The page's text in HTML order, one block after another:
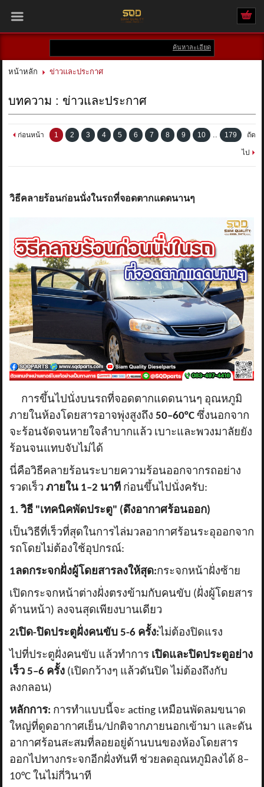
หน้าหลัก
ติดต่อเรา
ข่าวสาร
รีวิวลูกค้า
รีวิวลูกค้า2
RETURN AND REFUND POLICY
ค้นหาละเอียด
หน้าหลัก ข่าวและประกาศ
บทความ : ข่าวและประกาศ
ก่อนหน้า 1 2 3 4 5 6 7 8 9 10 .. 179 ถัด
ไป
วิธีคลายร้อนก่อนนั่งในรถที่จอดตากแดดนานๆ
การขึ้นไปนั่งบนรถที่จอดตากแดดนานๆ อุณหภูมิ
ภายในห้องโดยสารอาจพุ่งสูงถึง50–60°C ซึ่งนอกจาก
จะร้อนจัดจนหายใจลำบากแล้ว เบาะและพวงมาลัยยัง
ร้อนจนแทบจับไม่ได้
นี่คือวิธีคลายร้อนระบายความร้อนออกจากรถอย่าง
รวดเร็วภายใน 1–2 นาที ก่อนขึ้นไปนั่งครับ:
1. วิธี "เทคนิคพัดประตู" (ดึงอากาศร้อนออก)
เป็นวิธีที่เร็วที่สุดในการไล่มวลอากาศร้อนระอุออกจาก
รถโดยไม่ต้องใช้อุปกรณ์:
1ลดกระจกฝั่งผู้โดยสารลงให้สุด:กระจกหน้าฝั่งซ้าย
เปิดกระจกหน้าต่างฝั่งตรงข้ามกับคนขับ (ฝั่งผู้โดยสาร
ด้านหน้า) ลงจนสุดเพียงบานเดียว
2เปิด-ปิดประตูฝั่งคนขับ 5-6 ครั้ง: ไม่ต้องปิดแรง
ไปที่ประตูฝั่งคนขับ แล้วทำการ เปิดและปิดประตูอย่าง
เร็ว5–6 ครั้ง (เปิดกว้างๆ แล้วดันปิด ไม่ต้องถึงกับ
ลงกลอน)
หลักการ: การทำแบบนี้จะacting เหมือนพัดลมขนาด
ใหญ่ที่ดูดอากาศเย็น/ปกติจากภายนอกเข้ามา และดัน
อากาศร้อนสะสมที่ลอยอยู่ด้านบนของห้องโดยสาร
ออกไปทางกระจกอีกฝั่งทันที ช่วยลดอุณหภูมิลงได้ 8–
10°C ในไม่กี่วินาที